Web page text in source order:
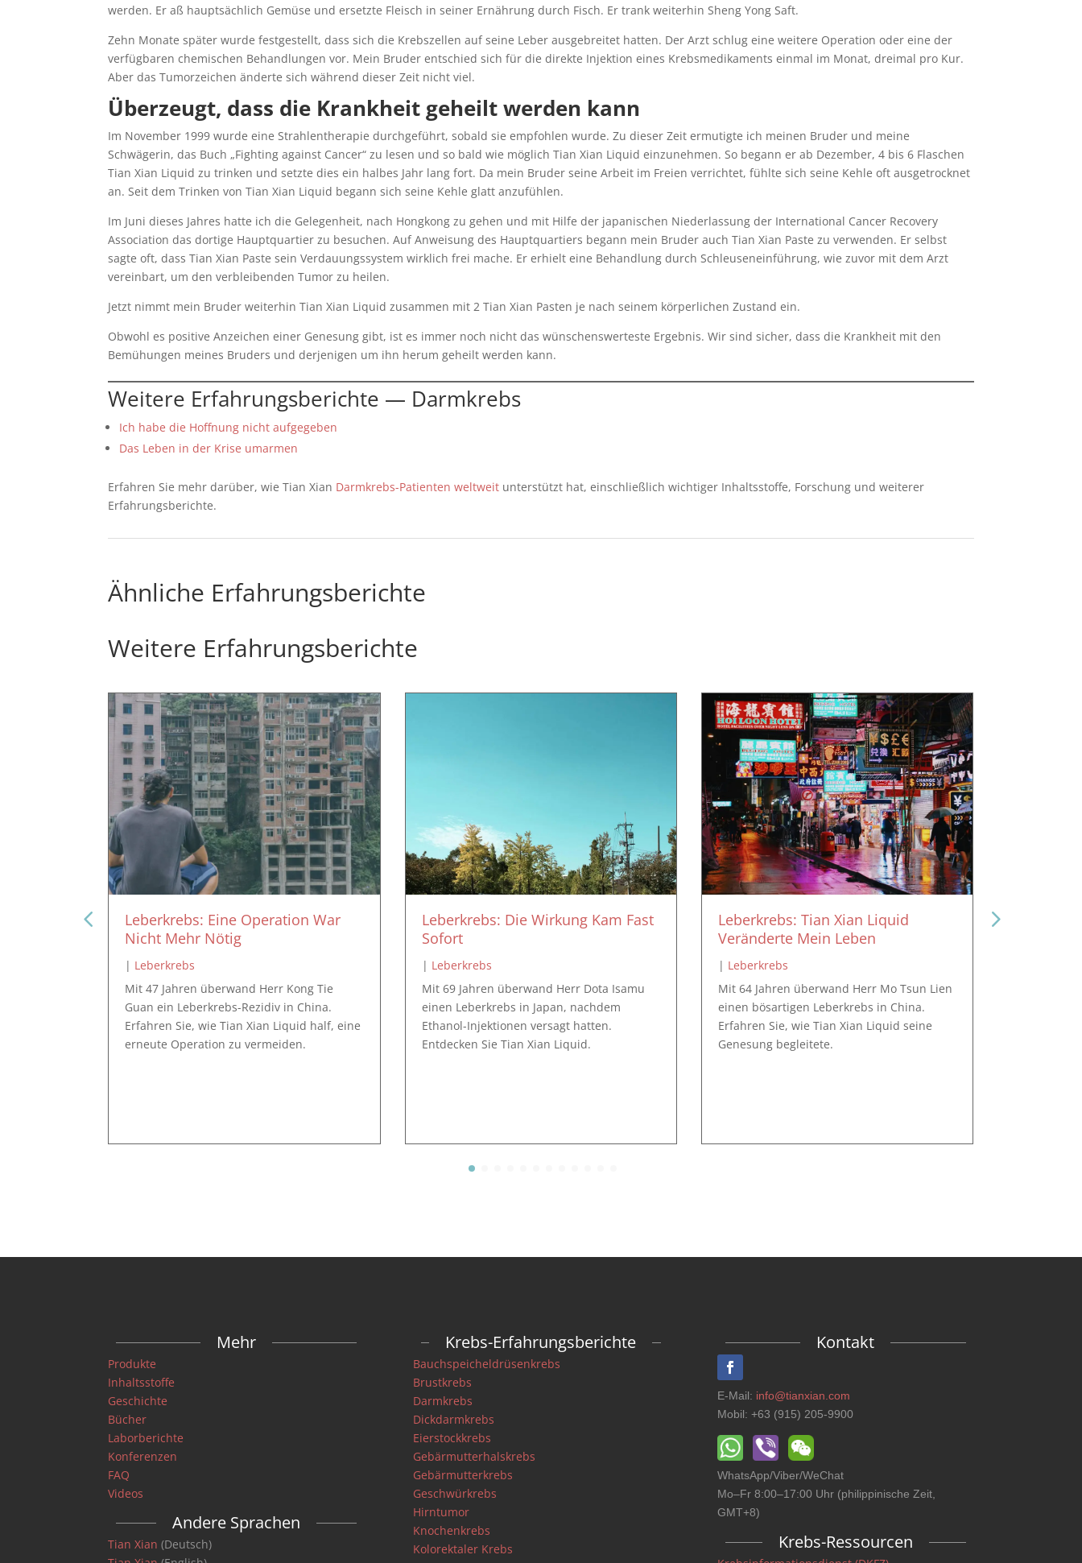
werden. Er aß hauptsächlich Gemüse und ersetzte Fleisch in seiner Ernährung durch Fisch. Er trank weiterhin Sheng Yong Saft.
Zehn Monate später wurde festgestellt, dass sich die Krebszellen auf seine Leber ausgebreitet hatten. Der Arzt schlug eine weitere Operation oder eine der
verfügbaren chemischen Behandlungen vor. Mein Bruder entschied sich für die direkte Injektion eines Krebsmedikaments einmal im Monat, dreimal pro Kur.
Aber das Tumorzeichen änderte sich während dieser Zeit nicht viel.
Überzeugt, dass die Krankheit geheilt werden kann
Im November 1999 wurde eine Strahlentherapie durchgeführt, sobald sie empfohlen wurde. Zu dieser Zeit ermutigte ich meinen Bruder und meine
Schwägerin, das Buch „Fighting against Cancer“ zu lesen und so bald wie möglich Tian Xian Liquid einzunehmen. So begann er ab Dezember, 4 bis 6 Flaschen
Tian Xian Liquid zu trinken und setzte dies ein halbes Jahr lang fort. Da mein Bruder seine Arbeit im Freien verrichtet, fühlte sich seine Kehle oft ausgetrocknet
an. Seit dem Trinken von Tian Xian Liquid begann sich seine Kehle glatt anzufühlen.
Im Juni dieses Jahres hatte ich die Gelegenheit, nach Hongkong zu gehen und mit Hilfe der japanischen Niederlassung der International Cancer Recovery
Association das dortige Hauptquartier zu besuchen. Auf Anweisung des Hauptquartiers begann mein Bruder auch Tian Xian Paste zu verwenden. Er selbst
sagte oft, dass Tian Xian Paste sein Verdauungssystem wirklich frei mache. Er erhielt eine Behandlung durch Schleuseneinführung, wie zuvor mit dem Arzt
vereinbart, um den verbleibenden Tumor zu heilen.
Jetzt nimmt mein Bruder weiterhin Tian Xian Liquid zusammen mit 2 Tian Xian Pasten je nach seinem körperlichen Zustand ein.
Obwohl es positive Anzeichen einer Genesung gibt, ist es immer noch nicht das wünschenswerteste Ergebnis. Wir sind sicher, dass die Krankheit mit den
Bemühungen meines Bruders und derjenigen um ihn herum geheilt werden kann.
Weitere Erfahrungsberichte — Darmkrebs
Ich habe die Hoffnung nicht aufgegeben
Das Leben in der Krise umarmen
Erfahren Sie mehr darüber, wie Tian Xian Darmkrebs-Patienten weltweit unterstützt hat, einschließlich wichtiger Inhaltsstoffe, Forschung und weiterer
Erfahrungsberichte.
Ähnliche Erfahrungsberichte
Weitere Erfahrungsberichte
Leberkrebs: Eine Operation War
Nicht Mehr Nötig
| Leberkrebs
Mit 47 Jahren überwand Herr Kong Tie
Guan ein Leberkrebs-Rezidiv in China.
Erfahren Sie, wie Tian Xian Liquid half, eine
erneute Operation zu vermeiden.
Leberkrebs: Die Wirkung Kam Fast
Sofort
| Leberkrebs
Mit 69 Jahren überwand Herr Dota Isamu
einen Leberkrebs in Japan, nachdem
Ethanol-Injektionen versagt hatten.
Entdecken Sie Tian Xian Liquid.
Leberkrebs: Tian Xian Liquid
Veränderte Mein Leben
| Leberkrebs
Mit 64 Jahren überwand Herr Mo Tsun Lien
einen bösartigen Leberkrebs in China.
Erfahren Sie, wie Tian Xian Liquid seine
Genesung begleitete.
Mehr
Produkte
Inhaltsstoffe
Geschichte
Bücher
Laborberichte
Konferenzen
FAQ
Videos
Andere Sprachen
Tian Xian (Deutsch)
Krebs-Erfahrungsberichte
Bauchspeicheldrüsenkrebs
Brustkrebs
Darmkrebs
Dickdarmkrebs
Eierstockkrebs
Gebärmutterhalskrebs
Gebärmutterkrebs
Geschwürkrebs
Hirntumor
Knochenkrebs
Kolorektaler Krebs
Kontakt
E-Mail: info@tianxian.com
Mobil: +63 (915) 205-9900
WhatsApp/Viber/WeChat
Mo–Fr 8:00–17:00 Uhr (philippinische Zeit,
GMT+8)
Krebs-Ressourcen